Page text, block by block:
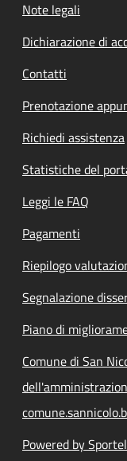
Note legali
Dichiarazione di
Contatti
Prenotazione
Richiedi assistenza
Statistiche del
Leggi le FAQ
Pagamenti
Riepilogo
Segnalazione
Piano di
Comune di San
Powered by